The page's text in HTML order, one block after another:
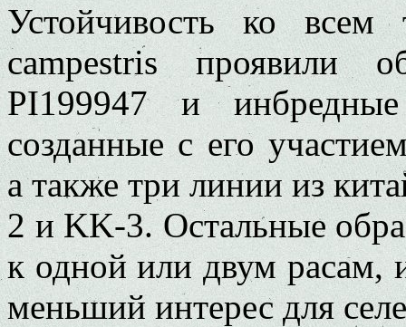
Устойчивость ко
campestris проявили
PI199947 и
созданные с его
а также три линии из
2 и KK-3. Остальные
к одной или двум расам,
меньший интерес для